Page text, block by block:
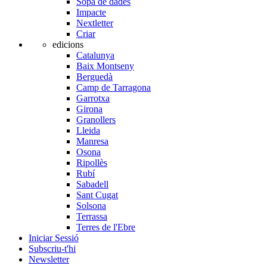
Impacte
Nextletter
Criar
edicions
Catalunya
Baix Montseny
Berguedà
Camp de Tarragona
Garrotxa
Girona
Granollers
Lleida
Manresa
Osona
Ripollès
Rubí
Sabadell
Sant Cugat
Solsona
Terrassa
Terres de l'Ebre
Iniciar Sessió
Subscriu-t'hi
Newsletter